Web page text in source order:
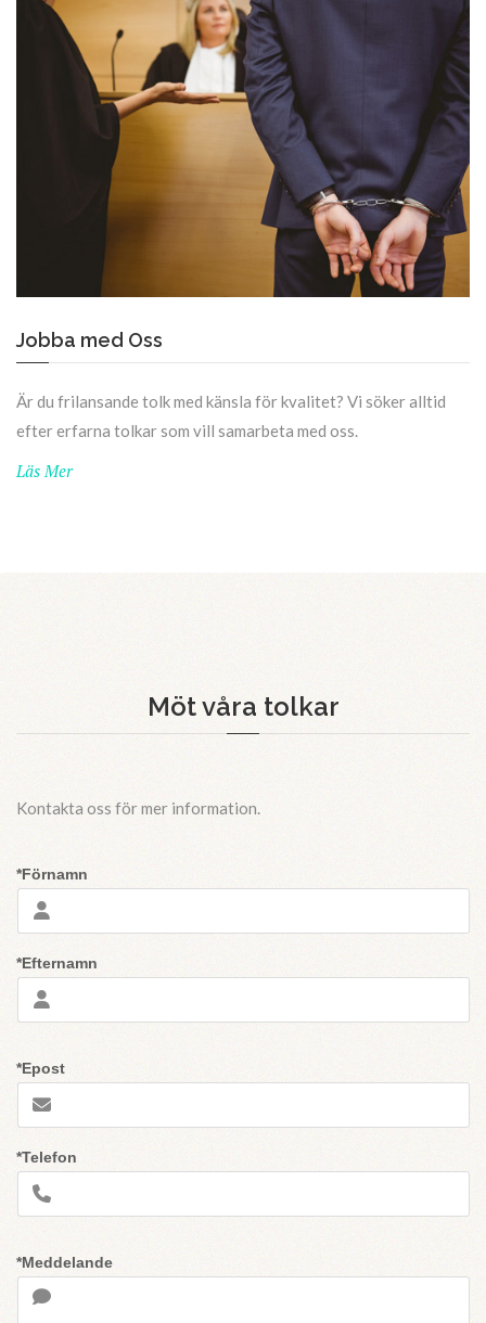
Jobba med Oss
Är du frilansande tolk med känsla för kvalitet? Vi söker alltid
efter erfarna tolkar som vill samarbeta med oss.
Läs Mer
Möt våra tolkar
Kontakta oss för mer information.
*Förnamn
*Efternamn
*Epost
*Telefon
*Meddelande